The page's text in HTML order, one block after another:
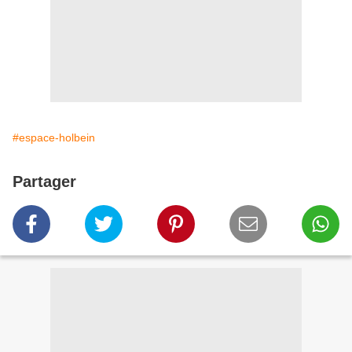
#espace-holbein
Partager